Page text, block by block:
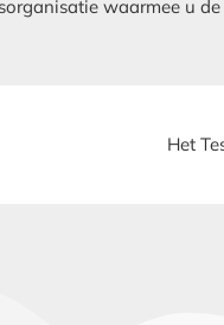
waarmee u
Het